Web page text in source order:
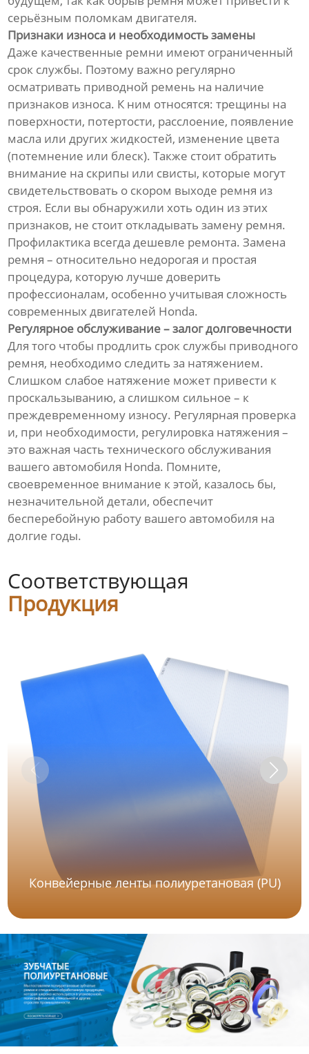
серьёзным поломкам двигателя.
Признаки износа и необходимость замены
Даже качественные ремни имеют ограниченный
срок службы. Поэтому важно регулярно
осматривать приводной ремень на наличие
признаков износа. К ним относятся: трещины на
поверхности, потертости, расслоение, появление
масла или других жидкостей, изменение цвета
(потемнение или блеск). Также стоит обратить
внимание на скрипы или свисты, которые могут
свидетельствовать о скором выходе ремня из
строя. Если вы обнаружили хоть один из этих
признаков, не стоит откладывать замену ремня.
Профилактика всегда дешевле ремонта. Замена
ремня – относительно недорогая и простая
процедура, которую лучше доверить
профессионалам, особенно учитывая сложность
современных двигателей Honda.
Регулярное обслуживание – залог долговечности
Для того чтобы продлить срок службы приводного
ремня, необходимо следить за натяжением.
Слишком слабое натяжение может привести к
проскальзыванию, а слишком сильное – к
преждевременному износу. Регулярная проверка
и, при необходимости, регулировка натяжения –
это важная часть технического обслуживания
вашего автомобиля Honda. Помните,
своевременное внимание к этой, казалось бы,
незначительной детали, обеспечит
бесперебойную работу вашего автомобиля на
долгие годы.
Соответствующая
Продукция
Конвейерные ленты полиуретановая (PU)